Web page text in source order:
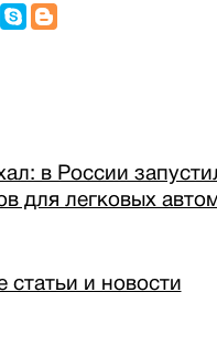
в России
для легковых
статьи и новости